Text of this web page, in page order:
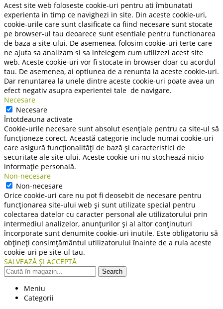
Acest site web foloseste cookie-uri pentru ati îmbunatati
experienta in timp ce navighezi in site. Din aceste cookie-uri,
cookie-urile care sunt clasificate ca fiind necesare sunt stocate
pe browser-ul tau deoarece sunt esentiale pentru functionarea
de baza a site-ului. De asemenea, folosim cookie-uri terte care
ne ajuta sa analizam si sa intelegem cum utilizezi acest site
web. Aceste cookie-uri vor fi stocate in browser doar cu acordul
tau. De asemenea, ai optiunea de a renunta la aceste cookie-uri.
Dar renuntarea la unele dintre aceste cookie-uri poate avea un
efect negativ asupra experientei tale de navigare.
Necesare
Necesare
Întotdeauna activate
Cookie-urile necesare sunt absolut esențiale pentru ca site-ul să
funcționeze corect. Această categorie include numai cookie-uri
care asigură funcționalități de bază și caracteristici de
securitate ale site-ului. Aceste cookie-uri nu stochează nicio
informație personală.
Non-necesare
Non-necesare
Orice cookie-uri care nu pot fi deosebit de necesare pentru
funcționarea site-ului web și sunt utilizate special pentru
colectarea datelor cu caracter personal ale utilizatorului prin
intermediul analizelor, anunțurilor și al altor conținuturi
încorporate sunt denumite cookie-uri inutile. Este obligatoriu să
obțineți consimțământul utilizatorului înainte de a rula aceste
cookie-uri pe site-ul tau.
SALVEAZĂ ȘI ACCEPTĂ
Search
Meniu
Categorii